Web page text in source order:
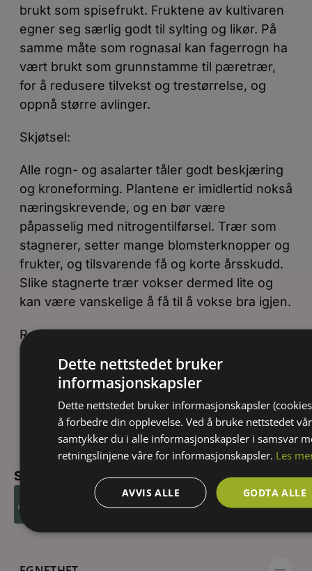
brukt som spisefrukt. Fruktene av kultivaren
egner seg særlig godt til sylting og likør. På
samme måte som rognasal kan fagerrogn ha
vært brukt som grunnstamme til pæretrær,
for å redusere tilvekst og trestørrelse, og
oppnå større avlinger.
Skjøtsel:
Alle rogn- og asalarter tåler godt beskjæring
og kroneforming. Plantene er imidlertid nokså
næringskrevende, og en bør være
påpasselig med nitrogentilførsel. Trær som
stagnerer, setter mange blomsterknopper og
frukter, og tilsvarende få og korte årsskudd.
Slike stagnerte trær vokser dermed lite og
kan være vanskelige å få til å vokse bra igjen.
Rødlistekategori Norge:
NT – nær truet i 2021, som i 2010 og 2015.
Kategoriplasseringen skyldes reduksjon i
populasjonsstørrelse og begrenset
geografisk utbredelse.
Sortiment:
Dette nettstedet bruker
informasjonskapsler
Dette nettstedet bruker informasjonskapsler
å forbedre din opplevelse. Ved å bruke nettstedet
samtykker du i alle informasjonskapsler i samsvar
retningslinjene våre for informasjonskapsler. Les
GODTA ALLE
AVVIS ALLE